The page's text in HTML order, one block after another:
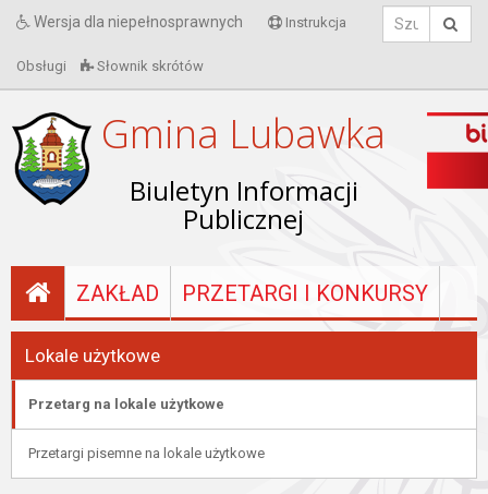
Wersja dla niepełnosprawnych Instrukcja
Obsługi Słownik skrótów
Gmina Lubawka
Biuletyn Informacji
Publicznej
ZAKŁAD PRZETARGI I KONKURSY
Lokale użytkowe
Przetarg na lokale użytkowe
Przetargi pisemne na lokale użytkowe